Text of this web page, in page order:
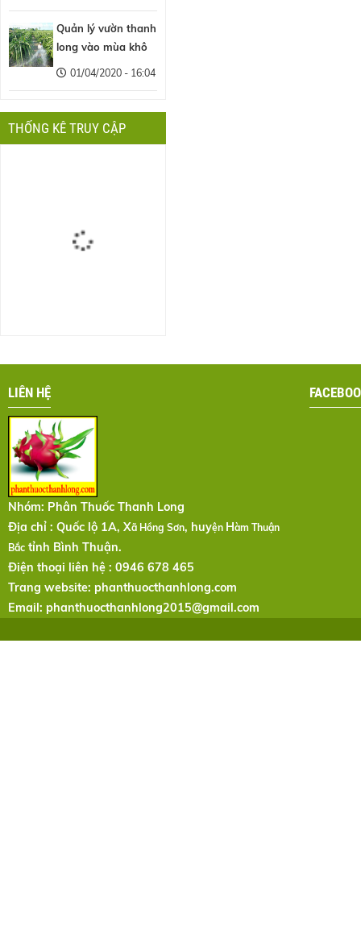
Quản lý vườn thanh
long vào mùa khô
01/04/2020 - 16:04
THỐNG KÊ TRUY CẬP
LIÊN HỆ
Nhóm: Phân Thuốc Thanh Long
Địa chỉ : Quốc lộ 1A, Xã Hồng Sơn, huyện Hàm Thuận
Bắc tỉnh Bình Thuận.
Điện thoại liên hệ : 0946 678 465
Trang website: phanthuocthanhlong.com
Email: phanthuocthanhlong2015@gmail.com